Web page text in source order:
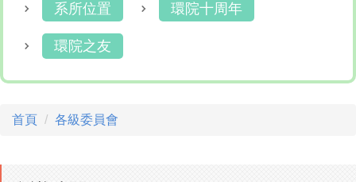
系所位置 環院十周年
環院之友
首頁 各級委員會